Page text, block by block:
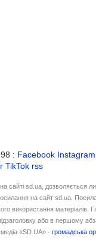
: Facebook Instagram
TikTok rss
сайті sd.ua, дозволяється
на сайт sd.ua.
використання матеріалів.
або в першому
медіа «SD.UA» -громадська